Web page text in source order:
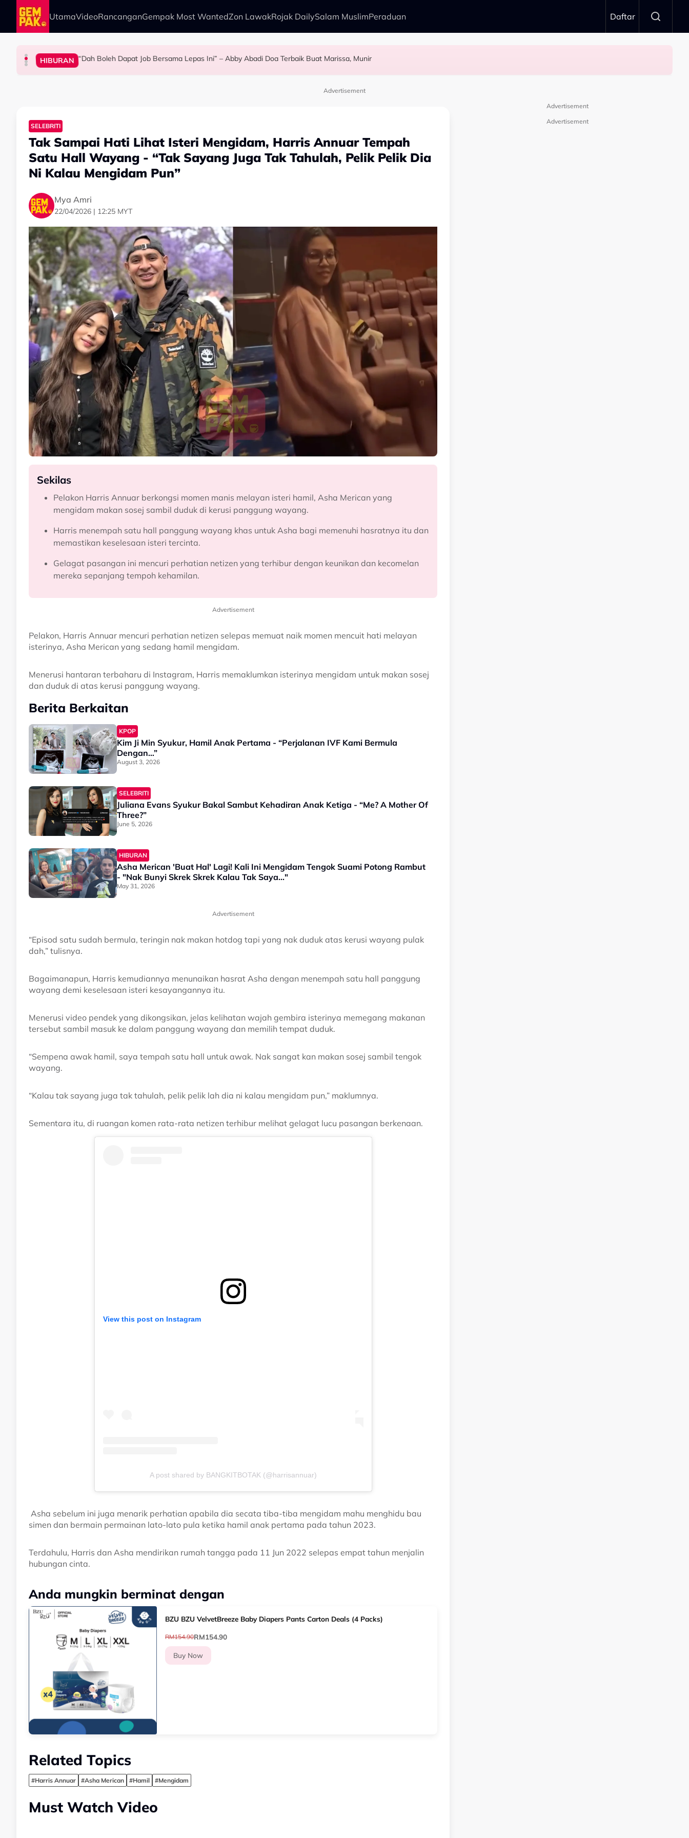
Skip to main content
UtamaVideoRancanganGempak Most WantedZon LawakRojak DailySalam MuslimPeraduan Daftar
HIBURAN Bawa Anak Ke Klinik, Syasya Rizal Terkejut Dikenali Doktor
HIBURAN “Dah Boleh Dapat Job Bersama Lepas Ini” – Abby Abadi Doa Terbaik Buat Marissa, Munir
BERITA Kasihnya Ibu, Ikan Lumba-Lumba Enggan Tinggalkan Anak Yang Sudah Mati
ANTARABANGSA Pengantin Penat Sampai Tertidur Atas Pelamin
Advertisement
SELEBRITI
Tak Sampai Hati Lihat Isteri Mengidam, Harris Annuar Tempah
Satu Hall Wayang - “Tak Sayang Juga Tak Tahulah, Pelik Pelik Dia
Ni Kalau Mengidam Pun”
Mya Amri
22/04/2026 | 12:25 MYT
Sekilas
Pelakon Harris Annuar berkongsi momen manis melayan isteri hamil, Asha Merican yang
mengidam makan sosej sambil duduk di kerusi panggung wayang.
Harris menempah satu hall panggung wayang khas untuk Asha bagi memenuhi hasratnya itu dan
memastikan keselesaan isteri tercinta.
Gelagat pasangan ini mencuri perhatian netizen yang terhibur dengan keunikan dan kecomelan
mereka sepanjang tempoh kehamilan.
Advertisement
Pelakon, Harris Annuar mencuri perhatian netizen selepas memuat naik momen mencuit hati melayan
isterinya, Asha Merican yang sedang hamil mengidam.
Menerusi hantaran terbaharu di Instagram, Harris memaklumkan isterinya mengidam untuk makan sosej
dan duduk di atas kerusi panggung wayang.
Berita Berkaitan
KPOP
Kim Ji Min Syukur, Hamil Anak Pertama - “Perjalanan IVF Kami Bermula
Dengan…”
August 3, 2026
SELEBRITI
Juliana Evans Syukur Bakal Sambut Kehadiran Anak Ketiga - “Me? A Mother Of
Three?”
June 5, 2026
HIBURAN
Asha Merican 'Buat Hal' Lagi! Kali Ini Mengidam Tengok Suami Potong Rambut
- "Nak Bunyi Skrek Skrek Kalau Tak Saya..."
May 31, 2026
Advertisement
“Episod satu sudah bermula, teringin nak makan hotdog tapi yang nak duduk atas kerusi wayang pulak
dah,” tulisnya.
Bagaimanapun, Harris kemudiannya menunaikan hasrat Asha dengan menempah satu hall panggung
wayang demi keselesaan isteri kesayangannya itu.
Menerusi video pendek yang dikongsikan, jelas kelihatan wajah gembira isterinya memegang makanan
tersebut sambil masuk ke dalam panggung wayang dan memilih tempat duduk.
“Sempena awak hamil, saya tempah satu hall untuk awak. Nak sangat kan makan sosej sambil tengok
wayang.
“Kalau tak sayang juga tak tahulah, pelik pelik lah dia ni kalau mengidam pun,” maklumnya.
Sementara itu, di ruangan komen rata-rata netizen terhibur melihat gelagat lucu pasangan berkenaan.
View this post on Instagram
A post shared by BANGKITBOTAK (@harrisannuar)
Asha sebelum ini juga menarik perhatian apabila dia secata tiba-tiba mengidam mahu menghidu bau
simen dan bermain permainan lato-lato pula ketika hamil anak pertama pada tahun 2023.
Terdahulu, Harris dan Asha mendirikan rumah tangga pada 11 Jun 2022 selepas empat tahun menjalin
hubungan cinta.
Anda mungkin berminat dengan
BZU BZU VelvetBreeze Baby Diapers Pants Carton Deals (4 Packs)
RM154.90RM154.90
Buy Now
Related Topics
#Harris Annuar #Asha Merican #Hamil #Mengidam
Must Watch Video
Advertisement
Advertisement